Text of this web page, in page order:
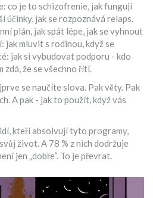
co je to schizofrenie, jak fungují
účinky, jak se rozpoznává relaps.
plán, jak spát lépe, jak se vyhnout
jak mluvit s rodinou, když se
jak si vybudovat podporu - kdo
zdá, že se všechno řítí.
se naučíte slova. Pak věty. Pak
A pak - jak to použít, když vás
kteří absolvují tyto programy,
život. A 78 % z nich dodržuje
jen „dobře“. To je převrat.